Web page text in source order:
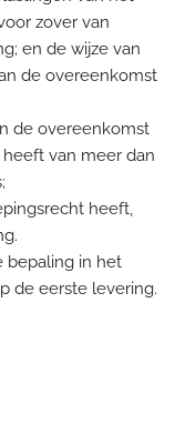
zover van
en de wijze van
de overeenkomst
de overeenkomst
van meer dan
heeft,
bepaling in het
de eerste levering.